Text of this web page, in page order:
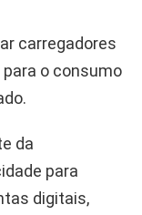
carregadores
o consumo
da
para
digitais,